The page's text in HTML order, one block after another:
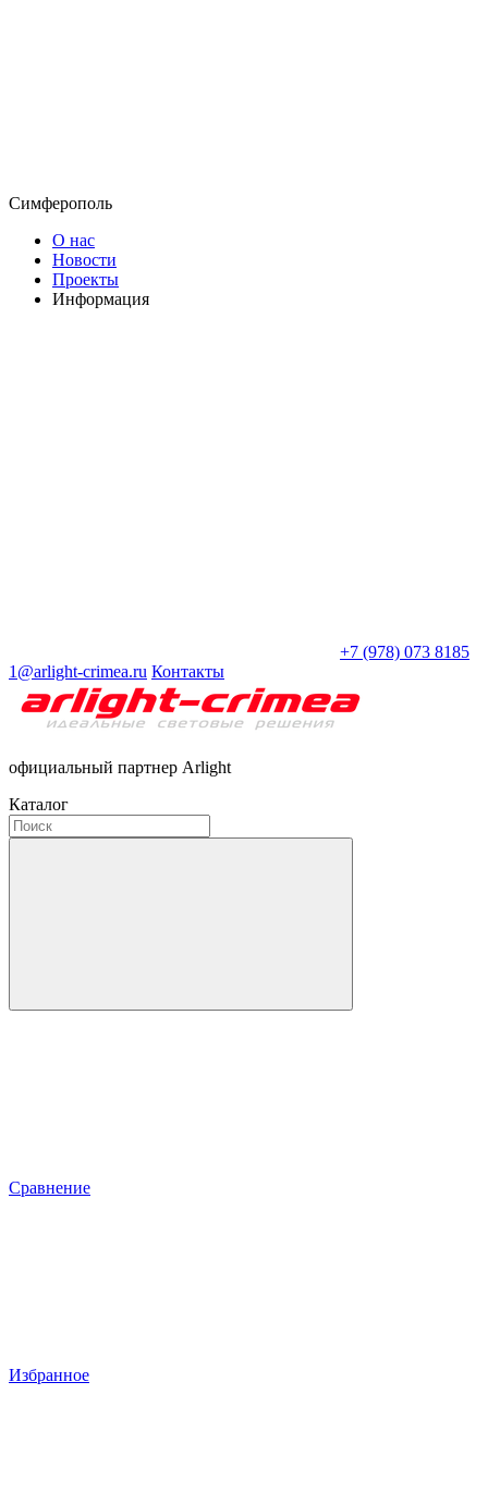
Симферополь
О нас
Новости
Проекты
Информация
+7 (978) 073 8185
1@arlight-crimea.ru Контакты
официальный партнер Arlight
Каталог
Сравнение
Избранное